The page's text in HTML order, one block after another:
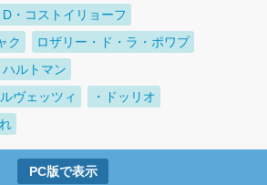
・コストイリョーフ
ク
ロザリー・ド・ラ・ポワプ
ルトマン
ヴェッツィ
・ドッリオ
PC版で表示